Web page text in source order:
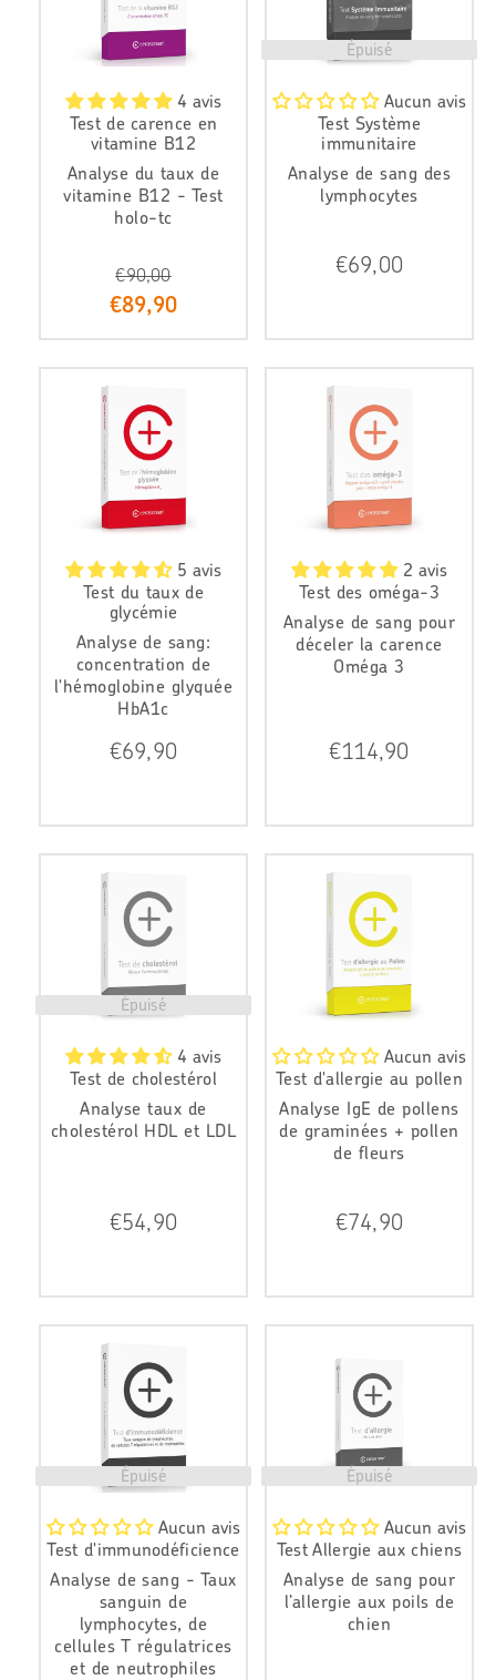
t r
4 avis
Test de carence en
vitamine B12
Analyse du taux de
vitamine B12 - Test
holo-tc
€90,00
P
i
x
€89,90
Épuisé
Aucun avis
Test Système
immunitaire
Analyse de sang des
lymphocytes
P
r
é
€69,00
5 avis
Test du taux de
glycémie
Analyse de sang:
concentration de
l'hémoglobine glyquée
HbA1c
P
r
é
€69,90
2 avis
Test des oméga-3
Analyse de sang pour
déceler la carence
Oméga 3
P
r
é
g
u
l
e
r
€114,90
Épuisé
4 avis
Test de cholestérol
Analyse taux de
cholestérol HDL et LDL
P
r
é
r
€54,90
Aucun avis
Test d'allergie au pollen
Analyse IgE de pollens
de graminées + pollen
de fleurs
P
r
é
u
l
i
e
r
€74,90
Épuisé
Aucun avis
Test d'immunodéficience
Analyse de sang - Taux
sanguin de
lymphocytes, de
cellules T régulatrices
et de neutrophiles
Épuisé
Aucun avis
Test Allergie aux chiens
Analyse de sang pour
l’allergie aux poils de
chien